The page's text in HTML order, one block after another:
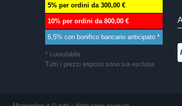
5% per ordini da 300,00 €
10% per ordini da 800,00 €
6,5% con bonifico bancario anticipato *
* cumulabile
Tutti i prezzi esposti sono iva esclusa